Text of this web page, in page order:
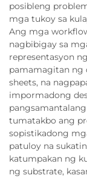
posibleng
mga tukoy sa
Ang mga
nagbibigay sa
representasyon
pamamagitan ng
sheets, na
impormadong
tumatakbo ang
sopistikadong
patuloy na
katumpakan ng
ng substrate,